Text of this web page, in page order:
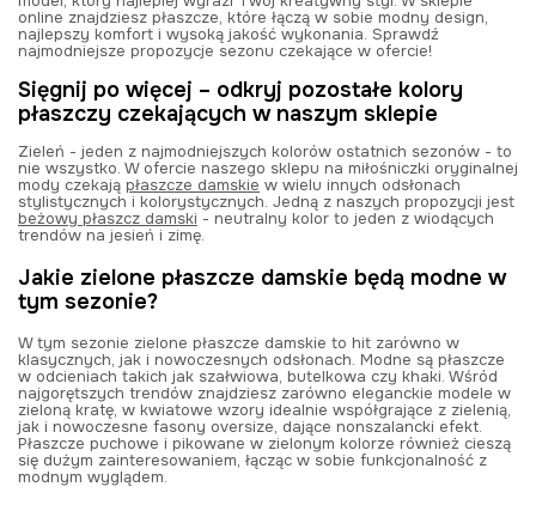
online znajdziesz płaszcze, które łączą w sobie modny design,
najlepszy komfort i wysoką jakość wykonania. Sprawdź
najmodniejsze propozycje sezonu czekające w ofercie!
Sięgnij po więcej – odkryj pozostałe kolory
płaszczy czekających w naszym sklepie
Zieleń - jeden z najmodniejszych kolorów ostatnich sezonów - to
nie wszystko. W ofercie naszego sklepu na miłośniczki oryginalnej
mody czekają płaszcze damskie w wielu innych odsłonach
stylistycznych i kolorystycznych. Jedną z naszych propozycji jest
beżowy płaszcz damski - neutralny kolor to jeden z wiodących
trendów na jesień i zimę.
Jakie zielone płaszcze damskie będą modne w
tym sezonie?
W tym sezonie zielone płaszcze damskie to hit zarówno w
klasycznych, jak i nowoczesnych odsłonach. Modne są płaszcze
w odcieniach takich jak szałwiowa, butelkowa czy khaki. Wśród
najgorętszych trendów znajdziesz zarówno eleganckie modele w
zieloną kratę, w kwiatowe wzory idealnie współgrające z zielenią,
jak i nowoczesne fasony oversize, dające nonszalancki efekt.
Płaszcze puchowe i pikowane w zielonym kolorze również cieszą
się dużym zainteresowaniem, łącząc w sobie funkcjonalność z
modnym wyglądem.